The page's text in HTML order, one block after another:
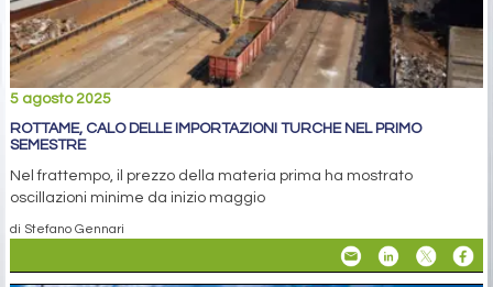
5 agosto 2025
ROTTAME, CALO DELLE IMPORTAZIONI TURCHE NEL PRIMO
SEMESTRE
Nel frattempo, il prezzo della materia prima ha mostrato
oscillazioni minime da inizio maggio
di Stefano Gennari